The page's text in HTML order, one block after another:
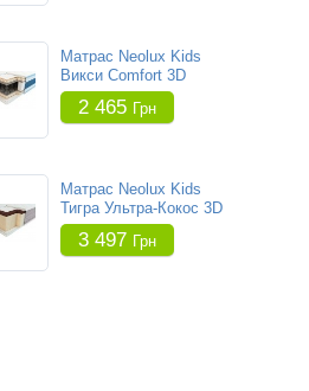
Матрас Neolux Kids
Викси Comfort 3D
2 465 Грн
Матрас Neolux Kids
Тигра Ультра-Кокос 3D
3 497 Грн